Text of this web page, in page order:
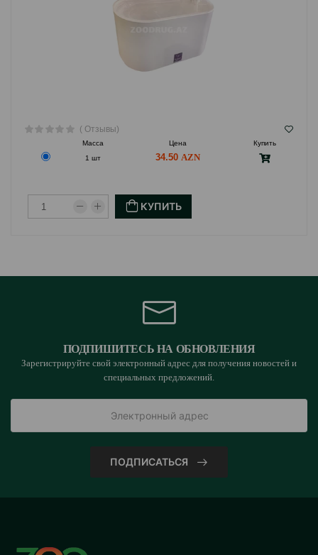
( Отзывы)
Масса Цена
Купить
1 шт
34.50
КУПИТЬ
ПОДПИШИТЕСЬ НА ОБНОВЛЕНИЯ
Зарегистрируйте свой электронный адрес для получения новостей и
специальных предложений.
ПОДПИСАТЬСЯ